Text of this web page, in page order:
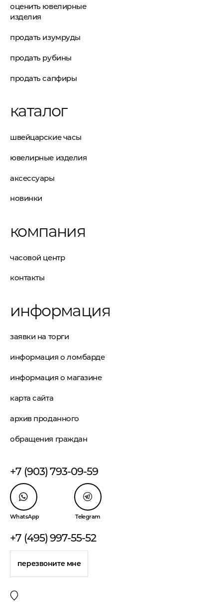
оценить ювелирные
изделия
продать изумруды
продать рубины
продать сапфиры
каталог
швейцарские часы
ювелирные изделия
аксессуары
новинки
компания
часовой центр
контакты
информация
заявки на торги
информация о ломбарде
информация о магазине
карта сайта
архив проданного
обращения граждан
+7 (903) 793-09-59
WhatsApp Telegram
+7 (495) 997-55-52
перезвоните мне